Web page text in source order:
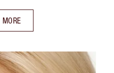
MORE